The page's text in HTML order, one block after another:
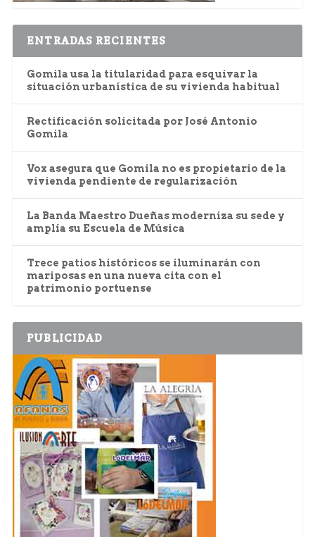
ENTRADAS RECIENTES
Gomila usa la titularidad para esquivar la
situación urbanística de su vivienda habitual
Rectificación solicitada por José Antonio
Gomila
Vox asegura que Gomila no es propietario de la
vivienda pendiente de regularización
La Banda Maestro Dueñas moderniza su sede y
amplía su Escuela de Música
Trece patios históricos se iluminarán con
mariposas en una nueva cita con el
patrimonio portuense
PUBLICIDAD